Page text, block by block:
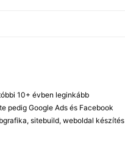
10+ évben leginkább
pedig Google Ads és Facebook
sitebuild, weboldal készítés